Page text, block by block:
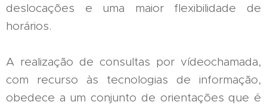
deslocações e uma maior flexibilidade de
horários.
A realização de consultas por vídeochamada,
com recurso às tecnologias de informação,
obedece a um conjunto de orientações que é